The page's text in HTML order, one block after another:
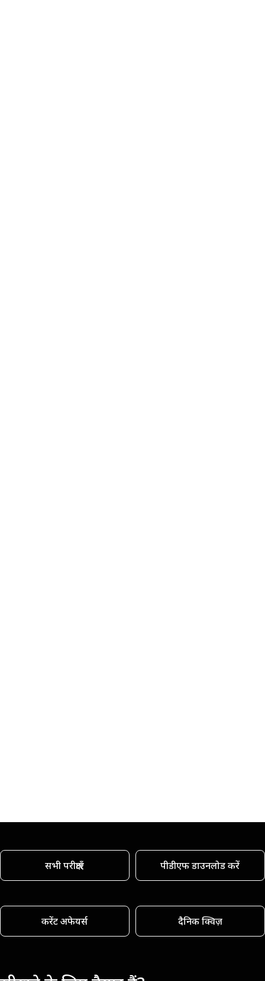
सभी परीक्षाएँ पीडीएफ डाउनलोड करें
करेंट अफेयर्स दैनिक क्विज़